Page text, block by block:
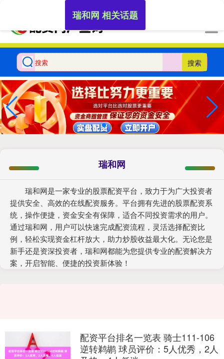
搜索
瑞和网
瑞和网是一家专业的股票配资平台，致力于为广大投资者
提供安全、高效的在线配资服务。平台拥有先进的股票配资系
统，操作便捷，资金安全有保障，适合不同投资需求的用户。
通过瑞和网，用户可以快速完成配资流程，灵活选择配资比
例，轻松实现资金杠杆放大，助力炒股收益最大化。无论您是
新手还是资深投资者，瑞和网都能为您提供专业的配资解决方
案，开启智能、便捷的投资新体验！
瑞和网 相关话题
配资平台排名一览表 骑士111-106
逆转鹈鹕 球员评价：5人优秀，2人